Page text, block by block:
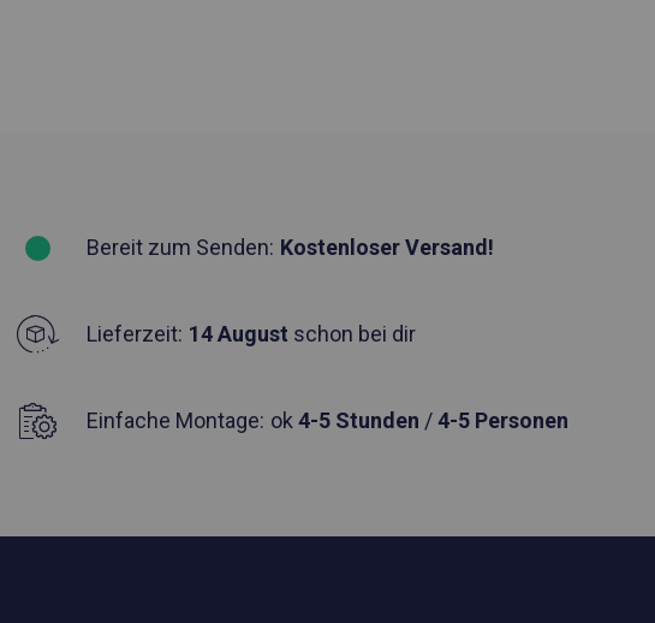
Bereit zum Senden: Kostenloser Versand!
Lieferzeit: 14 August schon bei dir
Einfache Montage: ok 4-5 Stunden /4-5 Personen